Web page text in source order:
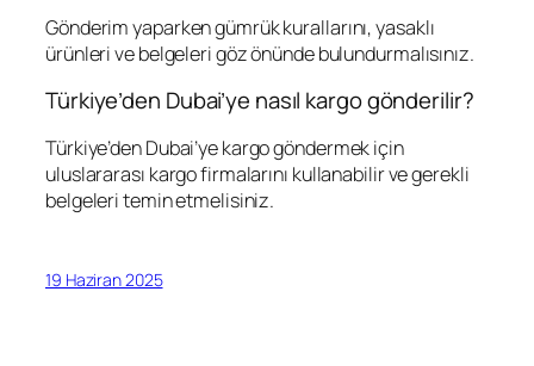
Gönderim yaparken gümrük kurallarını, yasaklı
ürünleri ve belgeleri göz önünde bulundurmalısınız.
Türkiye’den Dubai’ye nasıl kargo gönderilir?
Türkiye’den Dubai’ye kargo göndermek için
uluslararası kargo firmalarını kullanabilir ve gerekli
belgeleri temin etmelisiniz.
19 Haziran 2025